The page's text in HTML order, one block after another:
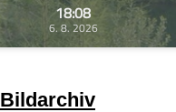
18:08
6. 8. 2026
Bildarchiv